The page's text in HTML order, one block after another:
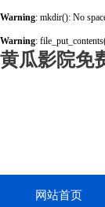
Warning: mkdir(): No
Warning:
黄瓜影院免
网站首页